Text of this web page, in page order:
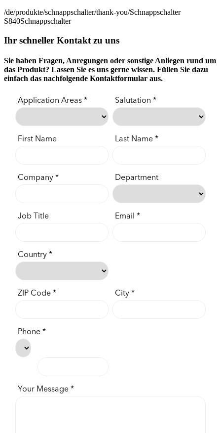
/de/produkte/schnappschalter/thank-you/Schnappschalter
S840Schnappschalter
Ihr schneller Kontakt zu uns
Sie haben Fragen, Anregungen oder sonstige Anliegen rund um
das Produkt? Lassen Sie es uns gerne wissen. Füllen Sie dazu
einfach das nachfolgende Kontaktformular aus.